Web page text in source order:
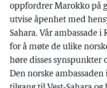
oppfordrer Marokko på
utvise åpenhet med
Sahara. Vår ambassade i
for å møte de ulike
høre disses synspunkter
Den norske